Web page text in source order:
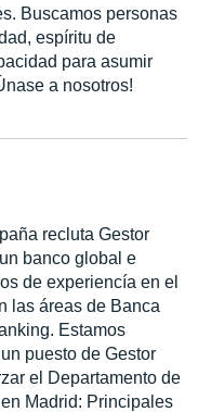
Buscamos personas
espíritu de
para asumir
a nosotros!
recluta Gestor
banco global e
de experiencía en el
las áreas de Banca
Estamos
puesto de Gestor
el Departamento de
Madrid: Principales